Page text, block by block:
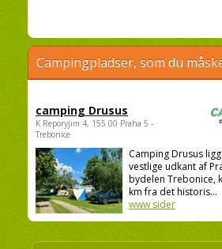
Campingpladser, som du
camping Drusus
K Reporyjim 4, 155 00 Praha 5 -
Trebonice
Camping Drusus
vestlige udkant af
bydelen Trebonice,
km fra det historis...
www sider